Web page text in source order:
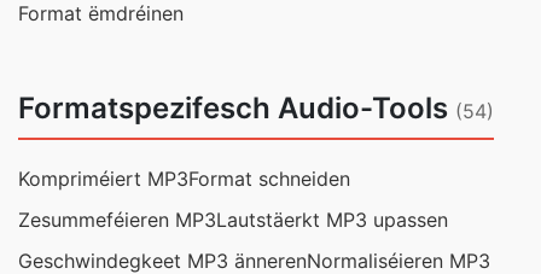
Format ëmdréinen
Formatspezifesch Audio-Tools (54)
Kompriméiert MP3Format schneiden
Zesummeféieren MP3Lautstäerkt MP3 upassen
Geschwindegkeet MP3 ännerenNormaliséieren MP3